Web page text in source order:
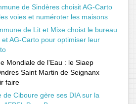
de Sindères choisit AG-Carto
voies et numéroter les maisons
de Lit et Mixe choist le bureau
AG-Carto pour optimiser leur
Mondiale de l'Eau : le Siaep
Saint Martin de Seignanx
faire
de Ciboure gère ses DIA sur la